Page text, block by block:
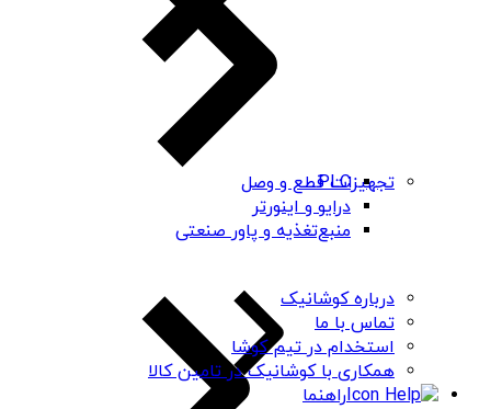
PLC
درایو و اینورتر
منبع‌تغذیه و پاور صنعتی
تجهیزات قطع و وصل
درباره کوشانیک
تماس با ما
استخدام در تیم کوشا
همکاری با کوشانیک در تامین کالا
راهنما